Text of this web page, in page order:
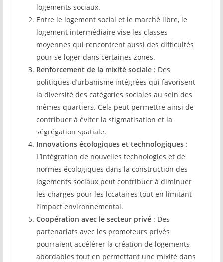
logements sociaux.
Entre le logement social et le marché libre, le
logement intermédiaire vise les classes
moyennes qui rencontrent aussi des difficultés
pour se loger dans certaines zones.
Renforcement de la mixité sociale: Des
politiques d’urbanisme intégrées qui favorisent
la diversité des catégories sociales au sein des
mêmes quartiers. Cela peut permettre ainsi de
contribuer à éviter la stigmatisation et la
ségrégation spatiale.
Innovations écologiques et technologiques:
L’intégration de nouvelles technologies et de
normes écologiques dans la construction des
logements sociaux peut contribuer à diminuer
les charges pour les locataires tout en limitant
l’impact environnemental.
Coopération avec le secteur privé: Des
partenariats avec les promoteurs privés
pourraient accélérer la création de logements
abordables tout en permettant une mixité dans